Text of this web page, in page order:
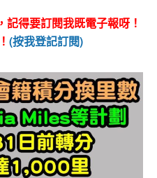
得要訂閱我既電子報呀！
(按我登記訂閱)